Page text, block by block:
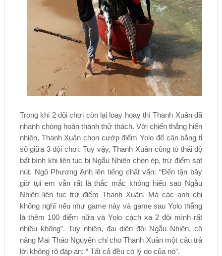
Trong khi 2 đội chơi còn lại loay hoay thì Thanh Xuân đã
nhanh chóng hoàn thành thử thách. Với chiến thắng hiển
nhiên, Thanh Xuân chọn cướp điểm Yolo để cân bằng tỉ
số giữa 3 đội chơi. Tuy vậy, Thanh Xuân cũng tỏ thái độ
bất bình khi liên tục bị Ngẫu Nhiên chèn ép, trừ điểm sát
nút. Ngô Phương Anh lên tiếng chất vấn: “Đến tận bây
giờ tụi em vẫn rất là thắc mắc không hiểu sao Ngẫu
Nhiên liên tục trừ điểm Thanh Xuân. Mà các anh chị
không nghĩ nếu như game này và game sau Yolo thắng
là thêm 100 điểm nữa và Yolo cách xa 2 đội mình rất
nhiều không”. Tuy nhiên, đại diện đội Ngẫu Nhiên, cô
nàng Mai Thảo Nguyên chỉ cho Thanh Xuân một câu trả
lời không rõ đáp án: “ Tất cả đều có lý do của nó”.